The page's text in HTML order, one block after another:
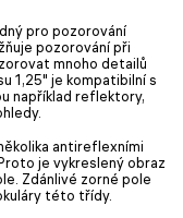
pro pozorování
pozorování při
mnoho detailů
1,25" je kompatibilní s
například reflektory,
antireflexními
je vykreslený obraz
Zdánlivé zorné pole
této třídy.